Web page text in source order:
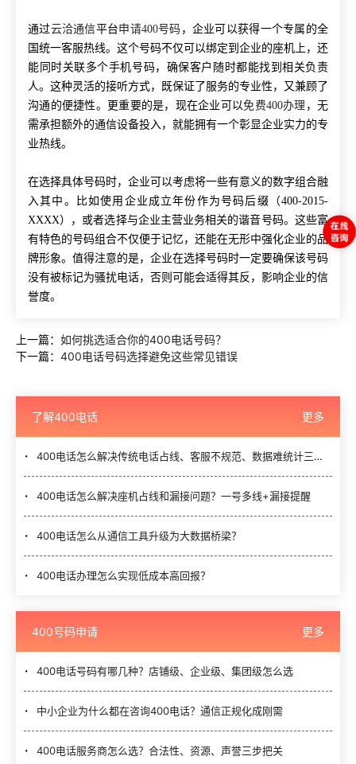
通过云洽通信平台申请400号码 ，企业可以获得一个专属的全
国统一客服热线。这个号码不仅可以绑定到企业的座机上，还
能同时关联多个手机号码，确保客户随时都能找到相关负责
人。这种灵活的接听方式，既保证了服务的专业性，又兼顾了
沟通的便捷性。更重要的是，现在企业可以免费400办理 ，无
需承担额外的通信设备投入，就能拥有一个彰显企业实力的专
业热线。
在选择具体号码时，企业可以考虑将一些有意义的数字组合融
入其中。比如使用企业成立年份作为号码后缀（400-2015-
XXXX），或者选择与企业主营业务相关的谐音号码。这些富
有特色的号码组合不仅便于记忆，还能在无形中强化企业的品
牌形象。值得注意的是，企业在选择号码时一定要确保该号码
没有被标记为骚扰电话，否则可能会适得其反，影响企业的信
誉度。
上一篇： 如何挑选适合你的400电话号码？
下一篇： 400电话号码选择避免这些常见错误
了解400电话 更多
400电话怎么解决传统电话占线、客服不规范、数据难统计三大难题？
400电话怎么解决座机占线和漏接问题？一号多线+漏接提醒
400电话怎么从通信工具升级为大数据桥梁？
400电话办理怎么实现低成本高回报？
400号码申请 更多
400电话号码有哪几种？店铺级、企业级、集团级怎么选
中小企业为什么都在咨询400电话？通信正规化成刚需
400电话服务商怎么选？合法性、资源、声誉三步把关